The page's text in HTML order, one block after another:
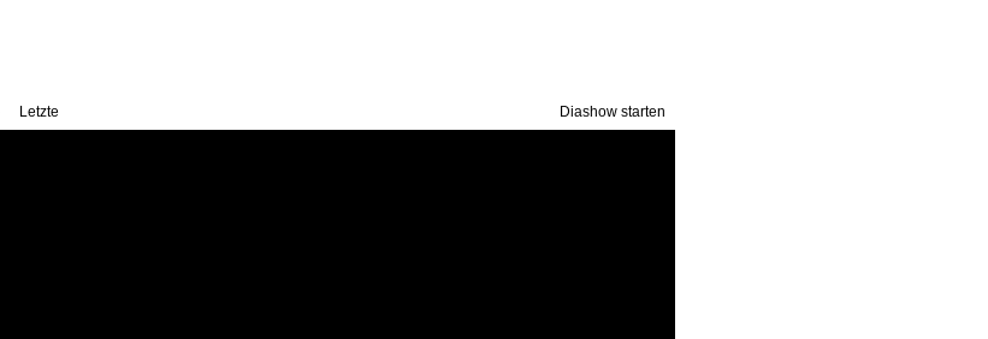
Letzte Diashow starten